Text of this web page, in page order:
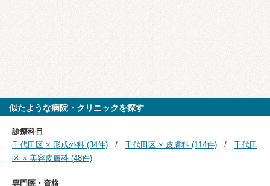
似たような病院・クリニックを探す
診療科目
千代田区 × 形成外科 (34件)
千代田区 × 皮膚科 (114件)
千代田
区 × 美容皮膚科 (48件)
専門医・資格